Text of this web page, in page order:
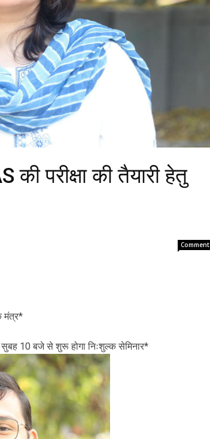
की परीक्षा की तैयारी हेतु
Comment
मंत्र*
सुबह 10 बजे से शुरू होगा निःशुल्क सेमिनार*